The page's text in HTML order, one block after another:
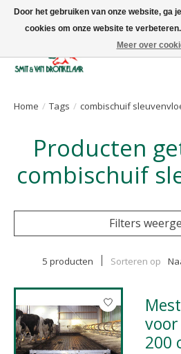
Uw leverancier voor stalinrichtingen en het
Home / Tags / combischuif
Producten getagd met
combischuif
Filters
5 producten Sorteren op
Mestschuif Spinder
200
Door het gebruiken van onze website, ga
cookies om onze website te verbeteren.
Meer over